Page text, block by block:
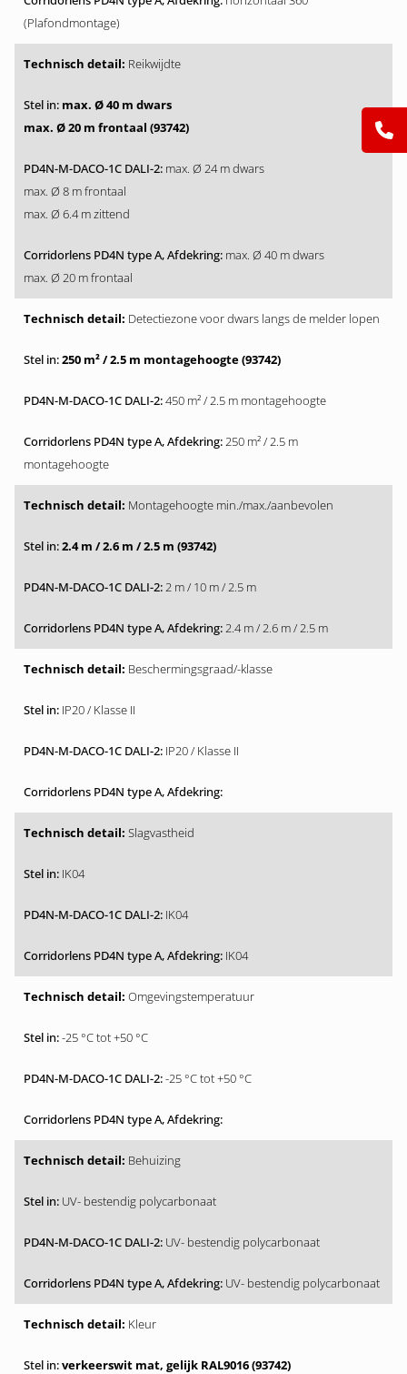
(Plafondmontage)
Reikwijdte
max. Ø 40 m dwars
max. Ø 20 m frontaal (93742)
max. Ø 24 m dwars
max. Ø 8 m frontaal
max. Ø 6.4 m zittend
max. Ø 40 m dwars
max. Ø 20 m frontaal
Detectiezone voor dwars langs de melder lopen
250 m² / 2.5 m montagehoogte (93742)
450 m² / 2.5 m montagehoogte
250 m² / 2.5 m
montagehoogte
Montagehoogte min./max./aanbevolen
2.4 m / 2.6 m / 2.5 m (93742)
2 m / 10 m / 2.5 m
2.4 m / 2.6 m / 2.5 m
Beschermingsgraad/-klasse
IP20 / Klasse II
IP20 / Klasse II
Slagvastheid
IK04
IK04
IK04
Omgevingstemperatuur
-25 °C tot +50 °C
-25 °C tot +50 °C
Behuizing
UV- bestendig polycarbonaat
UV- bestendig polycarbonaat
UV- bestendig polycarbonaat
Kleur
verkeerswit mat, gelijk RAL9016 (93742)